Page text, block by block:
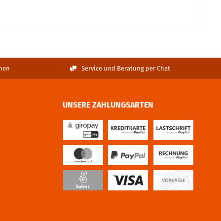
Service und Beratung per Chat
UNSERE ZAHLUNGSARTEN